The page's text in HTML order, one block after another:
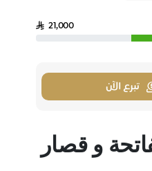
21,000
تبرع الآن
و قصار